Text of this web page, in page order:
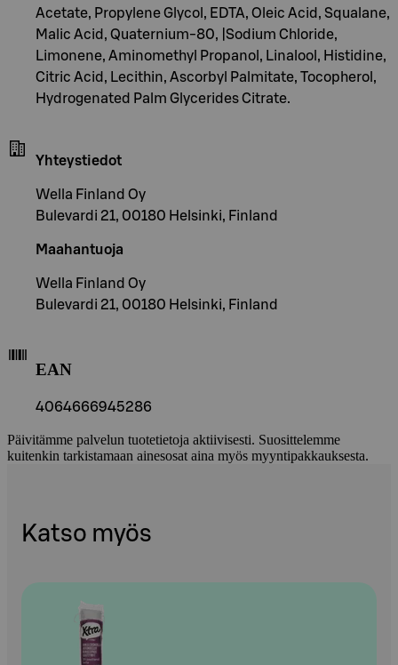
Acetate, Propylene Glycol, EDTA, Oleic Acid, Squalane,
Malic Acid, Quaternium-80, |Sodium Chloride,
Limonene, Aminomethyl Propanol, Linalool, Histidine,
Citric Acid, Lecithin, Ascorbyl Palmitate, Tocopherol,
Hydrogenated Palm Glycerides Citrate.
Yhteystiedot
Wella Finland Oy
Bulevardi 21, 00180 Helsinki, Finland
Maahantuoja
Wella Finland Oy
Bulevardi 21, 00180 Helsinki, Finland
EAN
4064666945286
Päivitämme palvelun tuotetietoja aktiivisesti. Suosittelemme
kuitenkin tarkistamaan ainesosat aina myös myyntipakkauksesta.
Katso myös